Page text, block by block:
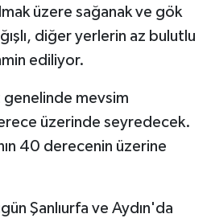
üzere sağanak ve gök
diğer yerlerin az bulutlu
ediliyor.
genelinde mevsim
üzerinde seyredecek.
40 derecenin üzerine
Şanlıurfa ve Aydın'da